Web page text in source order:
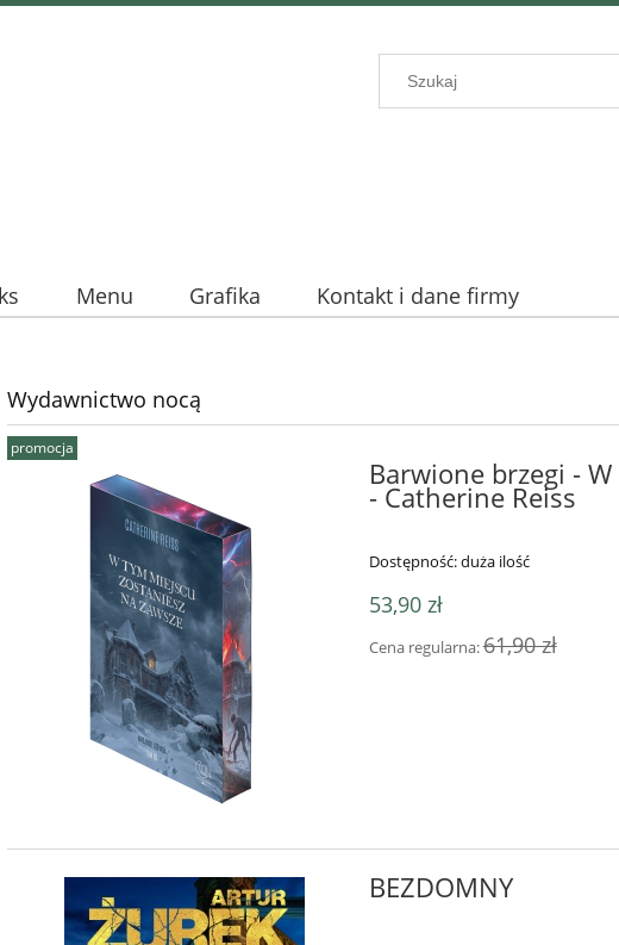
Menu Grafika Kontakt i dane firmy
Wydawnictwo nocą
Barwione brzegi -
- Catherine Reiss
Dostępność:duża ilość
53,90 zł
Cena regularna:61,90 zł
promocja
BEZDOMNY